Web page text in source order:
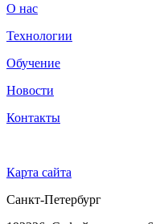
О нас
Технологии
Обучение
Новости
Контакты
Карта сайта
Санкт-Петербург